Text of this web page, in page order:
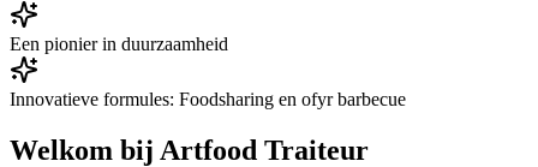
Een pionier in duurzaamheid
Innovatieve formules: Foodsharing en ofyr barbecue
Welkom bij Artfood Traiteur